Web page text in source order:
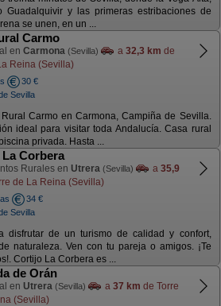
Guadalquivir y las primeras estribaciones de
se unen, en un ...
Carmo
en Carmona (Sevilla) a 32,3 km de
Reina (Sevilla)
30 €
Sevilla
Carmo en Carmona, Campiña de Sevilla.
ideal para visitar toda Andalucía. Casa rural
privada. Hasta ...
La Corbera
Rurales en Utrera (Sevilla) a 35,9
de La Reina (Sevilla)
34 €
Sevilla
disfrutar de un turismo de calidad y confort,
naturaleza. Ven con tu pareja o amigos. ¡Te
Cortijo La Corbera es ...
de Orán
en Utrera (Sevilla) a 37 km de Torre
(Sevilla)